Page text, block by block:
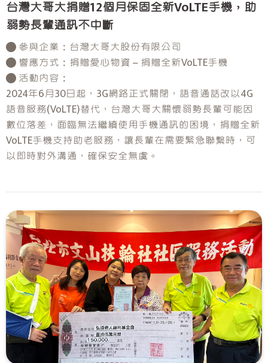
台灣大哥大捐贈12個月保固全新VoLTE手機，助
弱勢長輩通訊不中斷
● 參與企業：台灣大哥大股份有限公司
● 響應方式：捐贈愛心物資－捐贈全新VoLTE手機
● 活動內容：
2024年6月30日起，3G網路正式關閉，語音通話改以4G
語音服務(VoLTE)替代，台灣大哥大關懷弱勢長輩可能因
數位落差，面臨無法繼續使用手機通訊的困境，捐贈全新
VoLTE手機支持助老服務，讓長輩在需要緊急聯繫時，可
以即時對外溝通，確保安全無虞。